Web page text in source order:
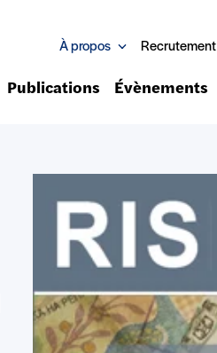
À propos Recrutement
Publications Évènements